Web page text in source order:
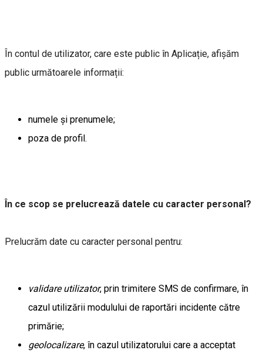
În contul de utilizator, care este public în Aplicație, afișăm
public următoarele informații:
numele și prenumele;
poza de profil.
În ce scop se prelucrează datele cu caracter personal?
Prelucrăm date cu caracter personal pentru:
validare utilizator, prin trimitere SMS de confirmare, în
cazul utilizării modulului de raportări incidente către
primărie;
geolocalizare, în cazul utilizatorului care a acceptat